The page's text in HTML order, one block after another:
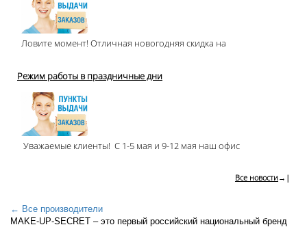
Ловите момент! Отличная новогодняя скидка на
Режим работы в праздничные дни
Уважаемые клиенты! С 1-5 мая и 9-12 мая наш офис
Все новости →|
← Все производители
MAKE-UP-SECRET – это первый российский национальный бренд